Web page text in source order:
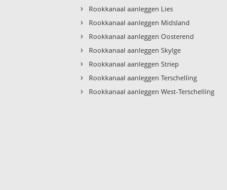
›
Rookkanaal aanleggen Lies
› Rookkanaal aanleggen Midsland
› Rookkanaal aanleggen Oosterend
› Rookkanaal aanleggen Skylge
› Rookkanaal aanleggen Striep
› Rookkanaal aanleggen Terschelling
› Rookkanaal aanleggen West-Terschelling